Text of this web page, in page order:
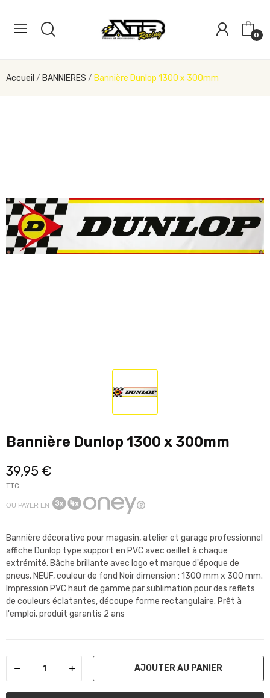
0
Accueil BANNIERES Bannière Dunlop 1300 x 300mm
Bannière Dunlop 1300 x 300mm
39,95 €
TTC
OU PAYER EN
Bannière décorative pour magasin, atelier et garage professionnel
affiche Dunlop type support en PVC avec oeillet à chaque
extrémité. Bâche brillante avec logo et marque d'époque de
pneus, NEUF, couleur de fond Noir dimension : 1300 mm x 300 mm.
Impression PVC haut de gamme par sublimation pour des reflets
de couleurs éclatantes, découpe forme rectangulaire. Prêt à
l'emploi, produit garantis 2 ans
AJOUTER AU PANIER